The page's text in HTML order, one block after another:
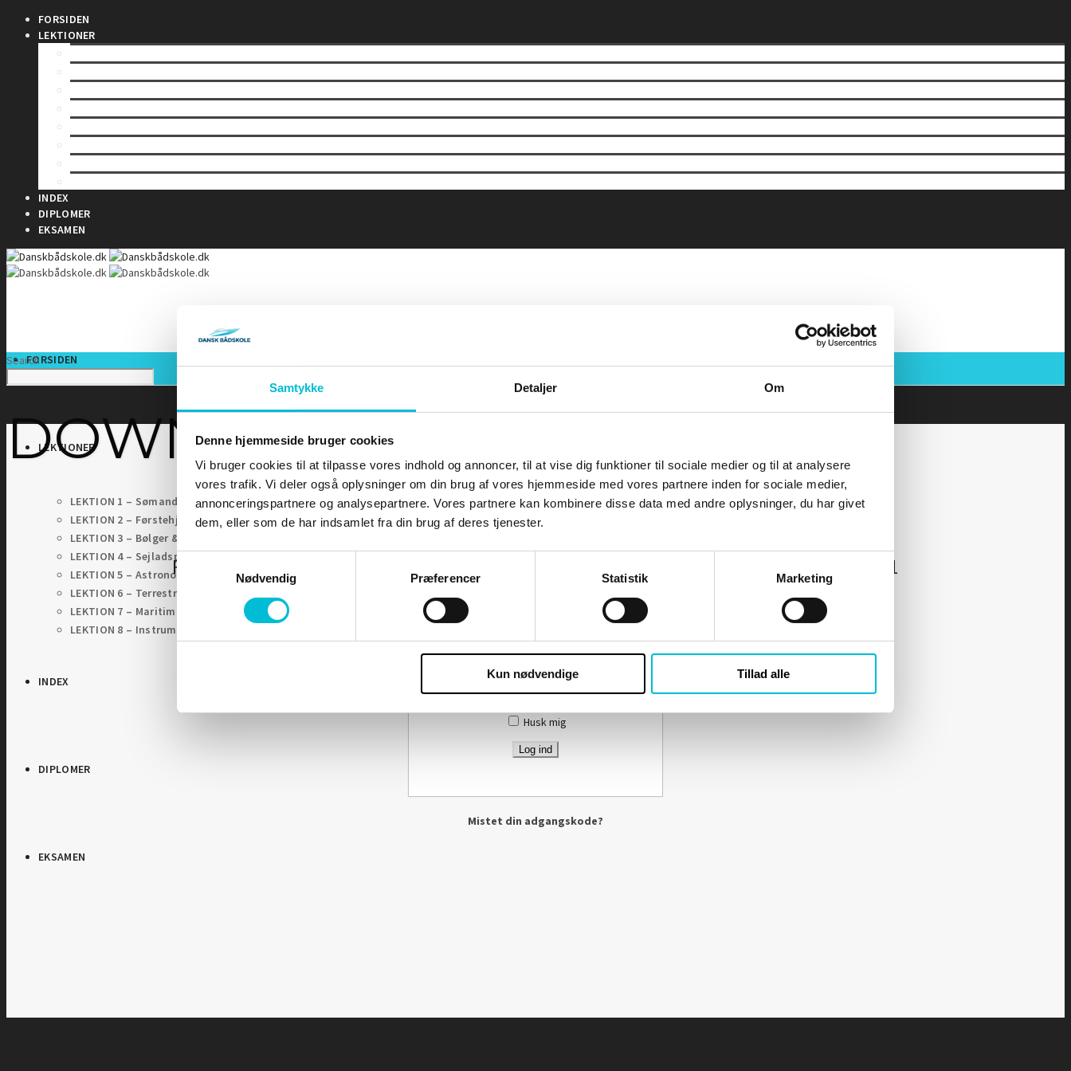
Samtykke Detaljer Om
Denne hjemmeside bruger cookies
Vi bruger cookies til at tilpasse vores indhold og annoncer, til at vise dig funktioner til sociale medier og til at analysere
vores trafik. Vi deler også oplysninger om din brug af vores hjemmeside med vores partnere inden for sociale medier,
annonceringspartnere og analysepartnere. Vores partnere kan kombinere disse data med andre oplysninger, du har givet
dem, eller som de har indsamlet fra din brug af deres tjenester.
Samtykkevalg
Nødvendig
Præferencer Statistik Marketing
Kun nødvendige Tillad alle
FORSIDEN
LEKTIONER
INDEX
DIPLOMER
EKSAMEN
FORSIDEN
LEKTIONER
LEKTION 1 – Sømandskab og kommunikation
LEKTION 2 – Førstehjælp for sejlere
LEKTION 3 – Bølger & Tidevand
LEKTION 4 – Sejladsplanlægning
LEKTION 5 – Astronomisk navigation
LEKTION 6 – Terrestrisk navigation
LEKTION 7 – Maritim meteorologi
LEKTION 8 – Instrumentlære
INDEX
DIPLOMER
EKSAMEN
Search
DOWNLOAD
For at tilgå denne side skal du være logge ind og være tilmeldt kurset - Yachtskipper 1
Adgangskode
Husk mig
Mistet din adgangskode?